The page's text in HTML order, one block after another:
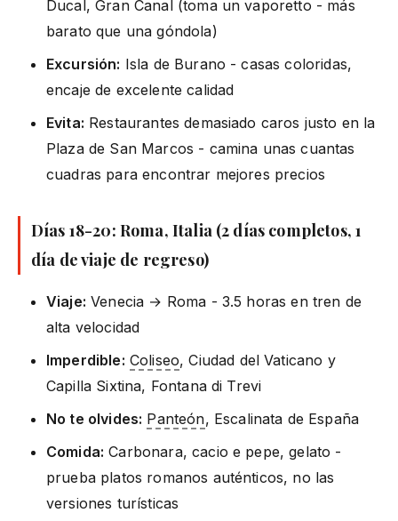
Ducal, Gran Canal (toma un vaporetto - más
barato que una góndola)
Excursión: Isla de Burano - casas coloridas,
encaje de excelente calidad
Evita: Restaurantes demasiado caros justo en la
Plaza de San Marcos - camina unas cuantas
cuadras para encontrar mejores precios
Días 18-20: Roma, Italia (2 días completos, 1
día de viaje de regreso)
Viaje: Venecia → Roma - 3.5 horas en tren de
alta velocidad
Imperdible: Coliseo, Ciudad del Vaticano y
Capilla Sixtina, Fontana di Trevi
No te olvides: Panteón, Escalinata de España
Comida: Carbonara, cacio e pepe, gelato -
prueba platos romanos auténticos, no las
versiones turísticas